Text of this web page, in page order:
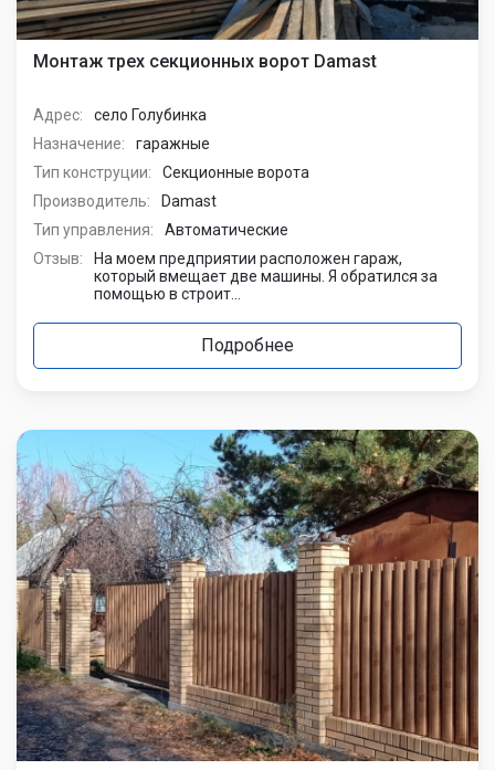
Монтаж трех секционных ворот Damast
Адрес:
село Голубинка
Назначение:
гаражные
Тип конструции:
Секционные ворота
Производитель:
Damast
Тип управления:
Автоматические
Отзыв:
На моем предприятии расположен гараж,
который вмещает две машины. Я обратился за
помощью в строит...
Подробнее